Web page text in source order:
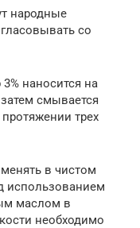
народные
со
наносится на
смывается
трех
в чистом
использованием
маслом в
необходимо